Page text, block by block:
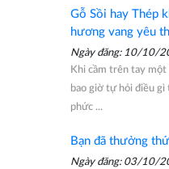
Gỗ Sồi hay Thép
hương vang yêu
Ngày đăng: 10/10/
Khi cầm trên tay một
bao giờ tự hỏi điều
phức ...
Bạn đã thưởng
Ngày đăng: 03/10/